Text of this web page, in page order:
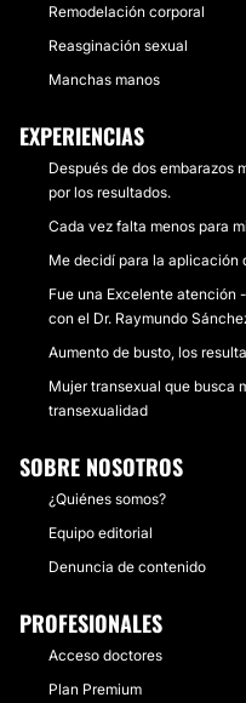
Remodelación corporal
Reasginación sexual
Manchas manos
EXPERIENCIAS
Después de dos embarazos
por los resultados.
Cada vez falta menos para
Me decidí para la aplicación
Fue una Excelente atención
con el Dr. Raymundo
Aumento de busto, los
Mujer transexual que busca
transexualidad
SOBRE NOSOTROS
¿Quiénes somos?
Equipo editorial
Denuncia de contenido
PROFESIONALES
Acceso doctores
Plan Premium